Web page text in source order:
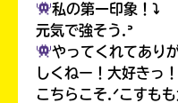
私の第一印象！⤵︎
元気で強そう.ᐣ
やってくれてあり
しくねー！大好きっ
こちらこそ.ᐟこすも